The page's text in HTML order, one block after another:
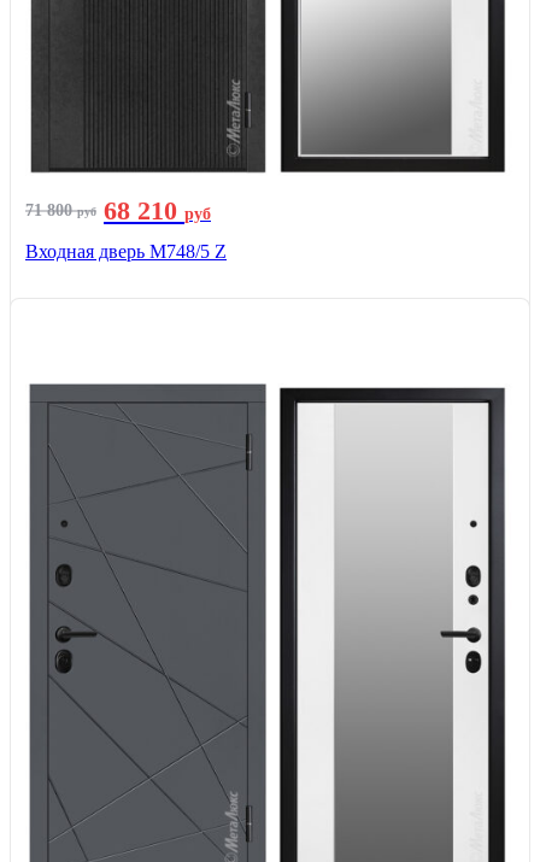
71 800руб 68 210 руб
Входная дверь М748/5 Z